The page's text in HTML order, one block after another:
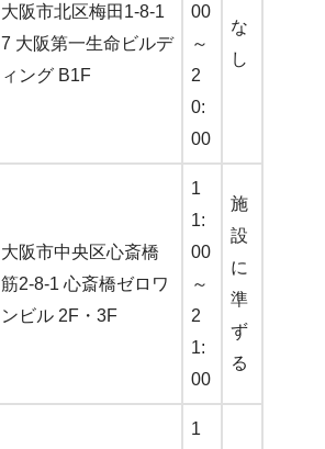
大阪市北区梅田1-8-1
7 大阪第一生命ビルデ
ィング B1F
00
～
2
0:
00
な
し
大阪市中央区心斎橋
筋2-8-1 心斎橋ゼロワ
ンビル 2F・3F
1
1:
00
～
2
1:
00
施
設
に
準
ず
る
1